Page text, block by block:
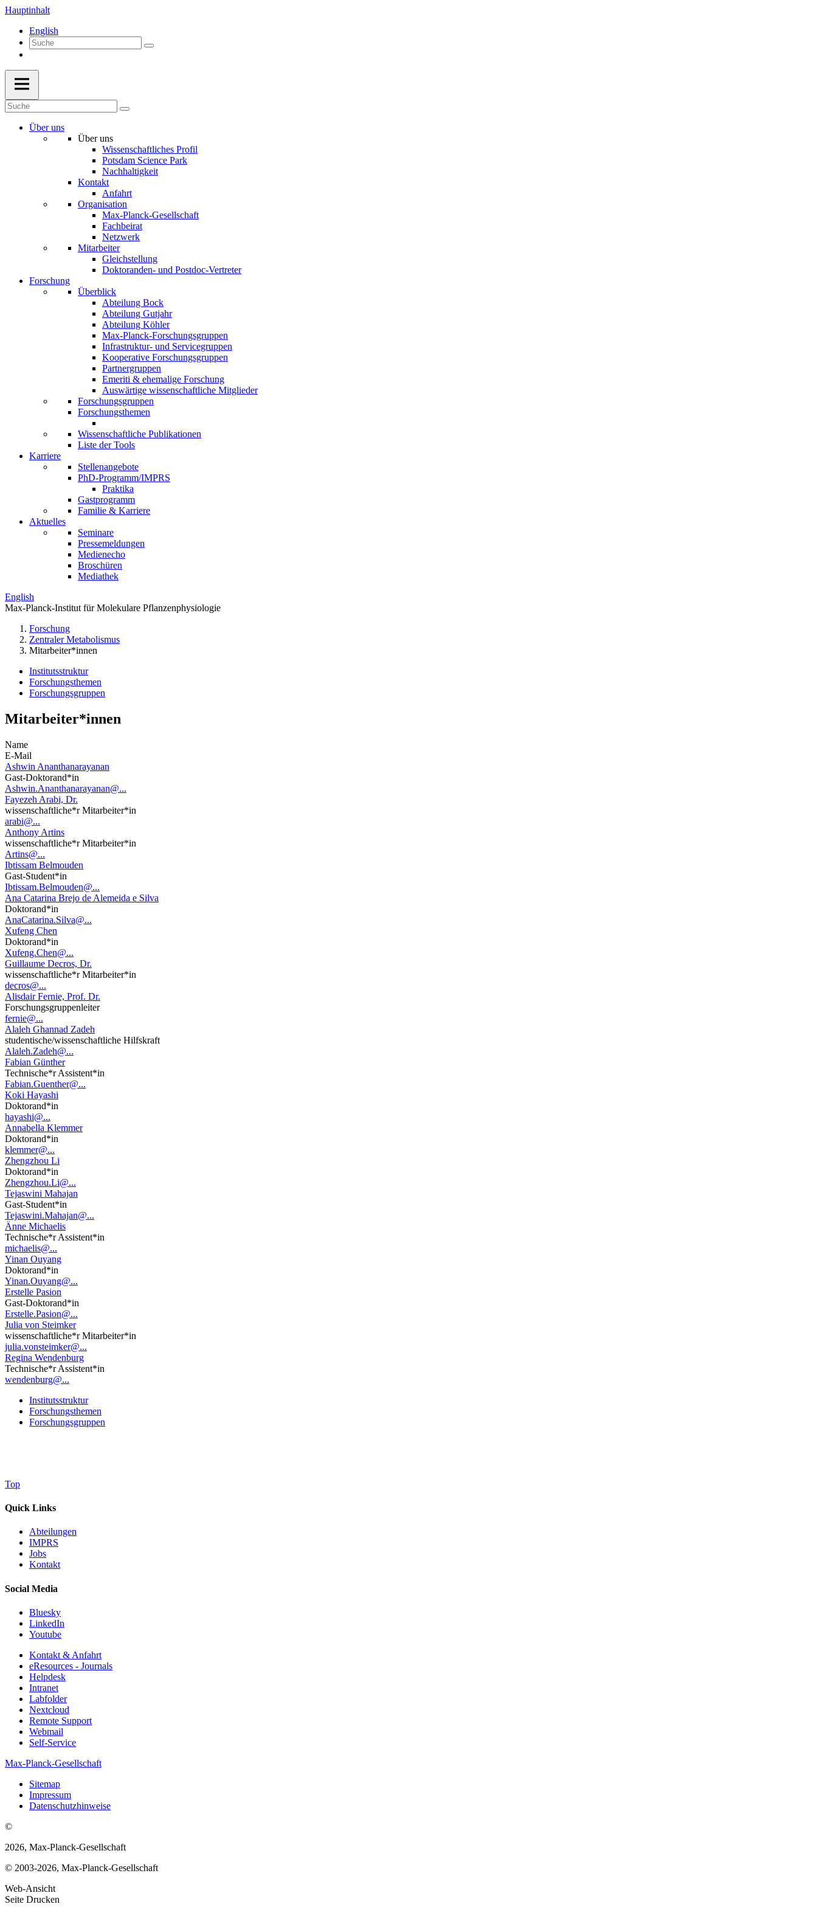
Hauptinhalt
English
Über uns
Über uns
Wissenschaftliches Profil
Potsdam Science Park
Nachhaltigkeit
Kontakt
Anfahrt
Organisation
Max-Planck-Gesellschaft
Fachbeirat
Netzwerk
Mitarbeiter
Gleichstellung
Doktoranden- und Postdoc-Vertreter
Forschung
Überblick
Abteilung Bock
Abteilung Gutjahr
Abteilung Köhler
Max-Planck-Forschungsgruppen
Infrastruktur- und Servicegruppen
Kooperative Forschungsgruppen
Partnergruppen
Emeriti & ehemalige Forschung
Auswärtige wissenschaftliche Mitglieder
Forschungsgruppen
Forschungsthemen
Wissenschaftliche Publikationen
Liste der Tools
Karriere
Stellenangebote
PhD-Programm/IMPRS
Praktika
Gastprogramm
Familie & Karriere
Aktuelles
Seminare
Pressemeldungen
Medienecho
Broschüren
Mediathek
English
Max-Planck-Institut für Molekulare Pflanzenphysiologie
Forschung
Zentraler Metabolismus
Mitarbeiter*innen
Institutsstruktur
Forschungsthemen
Forschungsgruppen
Mitarbeiter*innen
Name
E-Mail
Ashwin Ananthanarayanan
Gast-Doktorand*in
Ashwin.Ananthanarayanan@...
Fayezeh Arabi, Dr.
wissenschaftliche*r Mitarbeiter*in
arabi@...
Anthony Artins
wissenschaftliche*r Mitarbeiter*in
Artins@...
Ibtissam Belmouden
Gast-Student*in
Ibtissam.Belmouden@...
Ana Catarina Brejo de Alemeida e Silva
Doktorand*in
AnaCatarina.Silva@...
Xufeng Chen
Doktorand*in
Xufeng.Chen@...
Guillaume Decros, Dr.
wissenschaftliche*r Mitarbeiter*in
decros@...
Alisdair Fernie, Prof. Dr.
Forschungsgruppenleiter
fernie@...
Alaleh Ghannad Zadeh
studentische/wissenschaftliche Hilfskraft
Alaleh.Zadeh@...
Fabian Günther
Technische*r Assistent*in
Fabian.Guenther@...
Koki Hayashi
Doktorand*in
hayashi@...
Annabella Klemmer
Doktorand*in
klemmer@...
Zhengzhou Li
Doktorand*in
Zhengzhou.Li@...
Tejaswini Mahajan
Gast-Student*in
Tejaswini.Mahajan@...
Änne Michaelis
Technische*r Assistent*in
michaelis@...
Yinan Ouyang
Doktorand*in
Yinan.Ouyang@...
Erstelle Pasion
Gast-Doktorand*in
Erstelle.Pasion@...
Julia von Steimker
wissenschaftliche*r Mitarbeiter*in
julia.vonsteimker@...
Regina Wendenburg
Technische*r Assistent*in
wendenburg@...
Institutsstruktur
Forschungsthemen
Forschungsgruppen
Top
Quick Links
Abteilungen
IMPRS
Jobs
Kontakt
Social Media
Bluesky
LinkedIn
Youtube
Kontakt & Anfahrt
eResources - Journals
Helpdesk
Intranet
Labfolder
Nextcloud
Remote Support
Webmail
Self-Service
Max-Planck-Gesellschaft
Sitemap
Impressum
Datenschutzhinweise
©
2026, Max-Planck-Gesellschaft
© 2003-2026, Max-Planck-Gesellschaft
Web-Ansicht
Seite Drucken